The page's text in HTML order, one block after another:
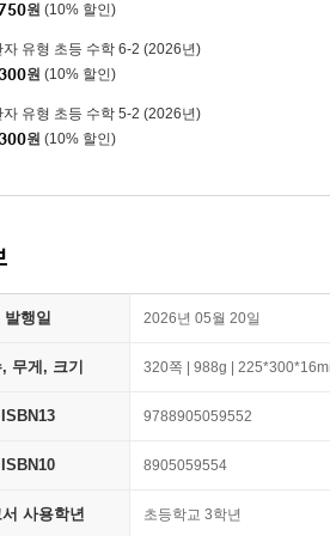
원 (10% 할인)
자 유형 초등 수학 6-2 (2026년)
원 (10% 할인)
자 유형 초등 수학 5-2 (2026년)
원 (10% 할인)
발행일 2026년 05월 20일
무게, 크기 320쪽 | 988g |
ISBN13 9788905059552
ISBN10 8905059554
사용학년 초등학교 3학년